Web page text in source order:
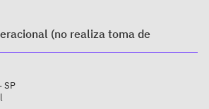
(no realiza toma de
SP